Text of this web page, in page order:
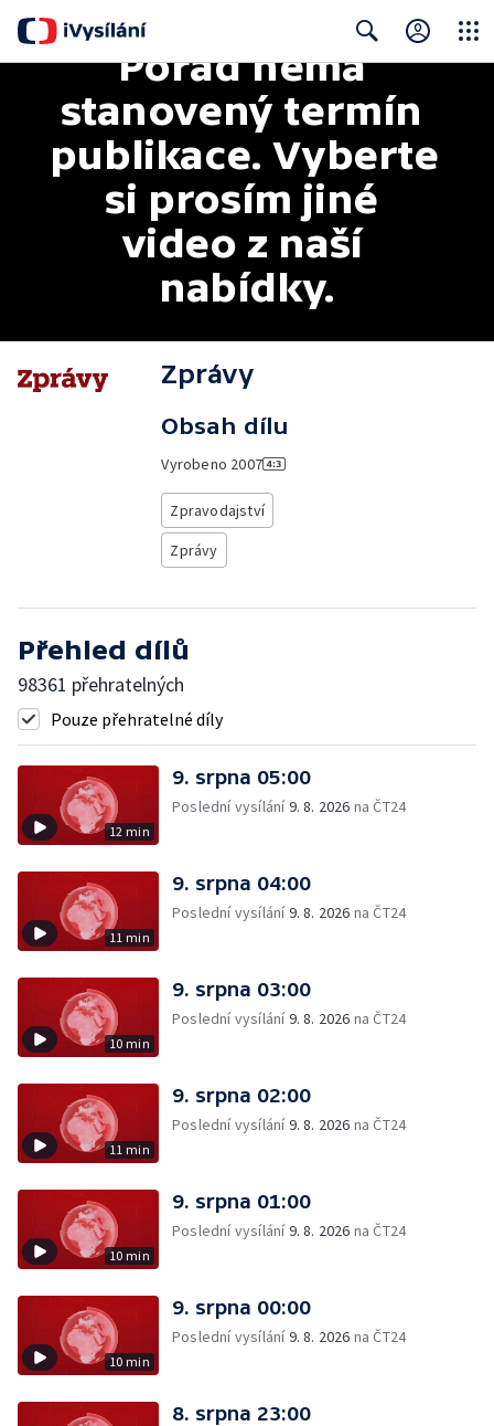
Search
Pořad nemá
stanovený termín
publikace. Vyberte
si prosím jiné
video z naší
nabídky.
Zprávy
Obsah dílu
Vyrobeno 2007
Zpravodajství
Zprávy
Přehled dílů
98361 přehratelných
Pouze přehratelné díly
12 min
9. srpna 05:00
Poslední vysílání9. 8. 2026 na ČT24
11 min
9. srpna 04:00
Poslední vysílání9. 8. 2026 na ČT24
10 min
9. srpna 03:00
Poslední vysílání9. 8. 2026 na ČT24
11 min
9. srpna 02:00
Poslední vysílání9. 8. 2026 na ČT24
10 min
9. srpna 01:00
Poslední vysílání9. 8. 2026 na ČT24
10 min
9. srpna 00:00
Poslední vysílání9. 8. 2026 na ČT24
8. srpna 23:00